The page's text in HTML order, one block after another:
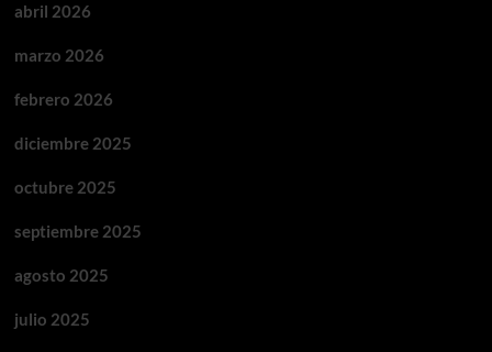
abril 2026
marzo 2026
febrero 2026
diciembre 2025
octubre 2025
septiembre 2025
agosto 2025
julio 2025